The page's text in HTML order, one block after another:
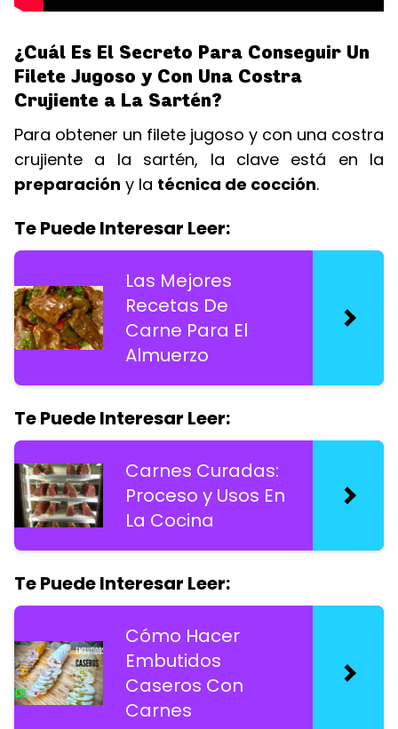
¿Cuál Es El Secreto Para Conseguir Un
Filete Jugoso y Con Una Costra
Crujiente a La Sartén?
Para obtener un filete jugoso y con una costra
crujiente a la sartén, la clave está en la
preparación y la técnica de cocción.
Te Puede Interesar Leer:
Las Mejores
Recetas De
Carne Para El
Almuerzo
Te Puede Interesar Leer:
Carnes Curadas:
Proceso y Usos En
La Cocina
Te Puede Interesar Leer:
Cómo Hacer
Embutidos
Caseros Con
Carnes